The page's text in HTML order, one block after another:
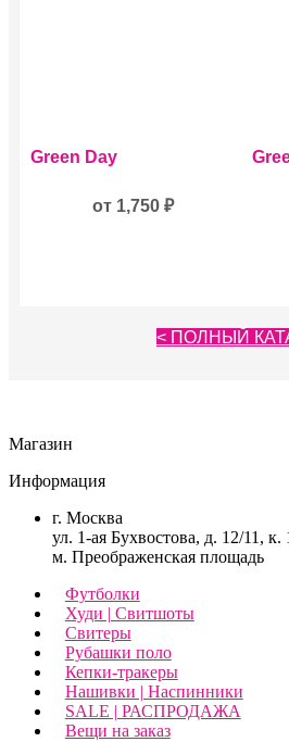
Этот
товар
несколько
Green Day
от 1,750 ₽
Этот
< ПОЛНЫЙ
Магазин
Информация
г. Москва
ул. 1-ая Бухвостова, д. 12/11, к.
м. Преображенская площадь
Футболки
Худи | Свитшоты
Свитеры
Рубашки поло
Кепки-тракеры
Нашивки | Наспинники
SALE | РАСПРОДАЖА
Вещи на заказ